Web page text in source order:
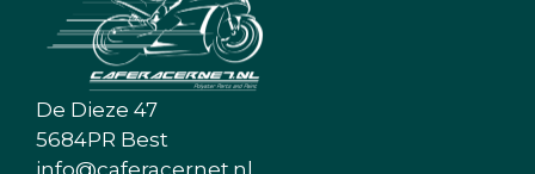
De Dieze 47
5684PR Best